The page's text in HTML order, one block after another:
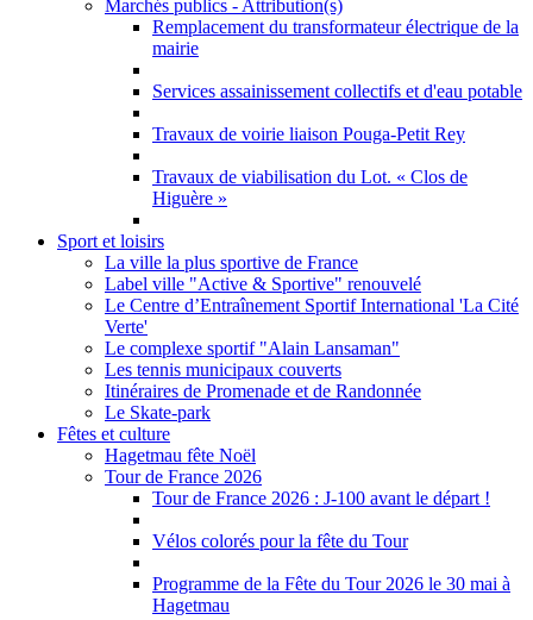
Marchés publics - Attribution(s)
Remplacement du transformateur électrique de la
mairie
Services assainissement collectifs et d'eau potable
Travaux de voirie liaison Pouga-Petit Rey
Travaux de viabilisation du Lot. « Clos de
Higuère »
Sport et loisirs
La ville la plus sportive de France
Label ville "Active & Sportive" renouvelé
Le Centre d’Entraînement Sportif International 'La Cité
Verte'
Le complexe sportif "Alain Lansaman"
Les tennis municipaux couverts
Itinéraires de Promenade et de Randonnée
Le Skate-park
Fêtes et culture
Hagetmau fête Noël
Tour de France 2026
Tour de France 2026 : J-100 avant le départ !
Vélos colorés pour la fête du Tour
Programme de la Fête du Tour 2026 le 30 mai à
Hagetmau